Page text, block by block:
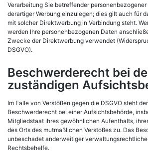
Verarbeitung Sie betreffender
derartiger Werbung einzulegen; dies gilt auch für
mit solcher Direktwerbung in Verbindung steht.
werden Ihre personenbezogenen Daten
Zwecke der Direktwerbung verwendet
DSGVO).
Beschwerderecht bei
zuständigen
Im Falle von Verstößen gegen die DSGVO steht
Beschwerderecht bei einer Aufsichtsbehörde,
Mitgliedstaat ihres gewöhnlichen Aufenthalts,
des Orts des mutmaßlichen Verstoßes zu. Das
unbeschadet anderweitiger
Rechtsbehelfe.